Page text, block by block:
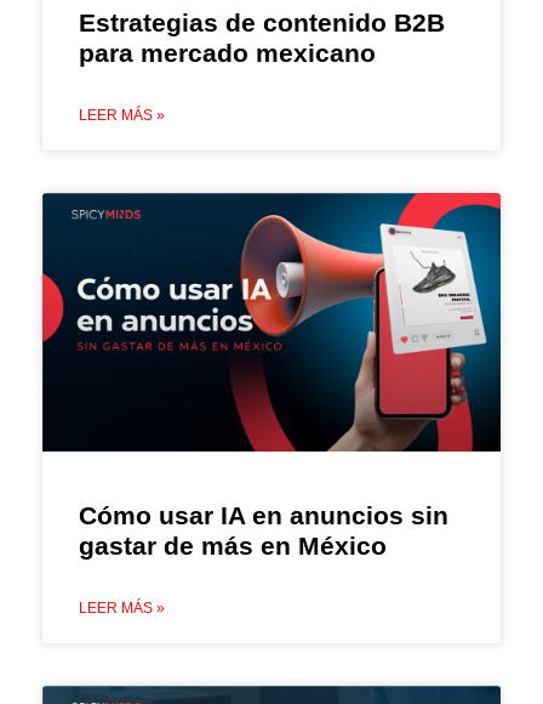
Estrategias de contenido B2B
para mercado mexicano
LEER MÁS »
Cómo usar IA en anuncios sin
gastar de más en México
LEER MÁS »